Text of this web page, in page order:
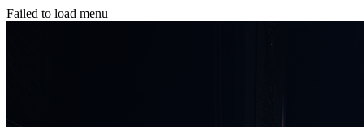
Failed to load menu